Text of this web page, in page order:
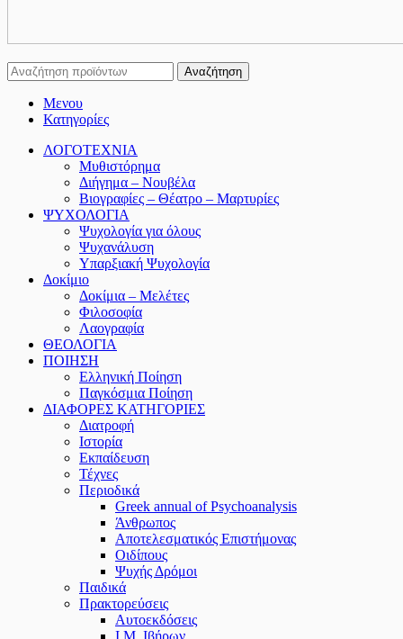
Αναζήτηση
Μενου
Κατηγορίες
ΛΟΓΟΤΕΧΝΙΑ
Μυθιστόρημα
Διήγημα – Νουβέλα
Βιογραφίες – Θέατρο – Μαρτυρίες
ΨΥΧΟΛΟΓΙΑ
Ψυχολογία για όλους
Ψυχανάλυση
Υπαρξιακή Ψυχολογία
Δοκίμιο
Δοκίμια – Μελέτες
Φιλοσοφία
Λαογραφία
ΘΕΟΛΟΓΙΑ
ΠΟΙΗΣΗ
Ελληνική Ποίηση
Παγκόσμια Ποίηση
ΔΙΑΦΟΡΕΣ ΚΑΤΗΓΟΡΙΕΣ
Διατροφή
Ιστορία
Εκπαίδευση
Τέχνες
Περιοδικά
Greek annual of Psychoanalysis
Άνθρωπος
Αποτελεσματικός Επιστήμονας
Οιδίπους
Ψυχής Δρόμοι
Παιδικά
Πρακτoρεύσεις
Αυτοεκδόσεις